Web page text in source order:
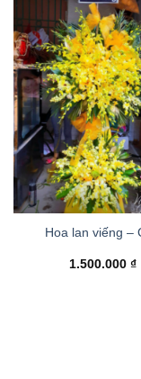
Hoa lan viếng –
1.500.000 ₫